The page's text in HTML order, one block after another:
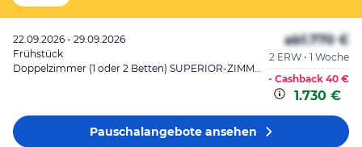
22.09.2026 - 29.09.2026
Frühstück
Doppelzimmer (1 oder 2 Betten) SUPERIOR-ZIMMER
ab1.770 €
2 ERW • 1 Woche
- Cashback 40 €
1.730 €
Pauschalangeboteansehen